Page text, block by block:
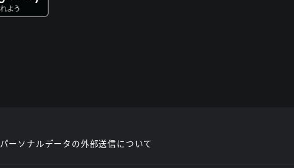
パーソナルデータの外部送信について